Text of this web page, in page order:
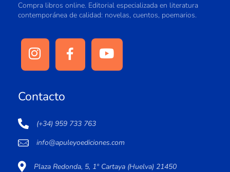
Compra libros online. Editorial especializada en literatura
contemporánea de calidad: novelas, cuentos, poemarios.
Contacto
(+34) 959 733 763
info@apuleyoediciones.com
Plaza Redonda, 5, 1º Cartaya (Huelva) 21450